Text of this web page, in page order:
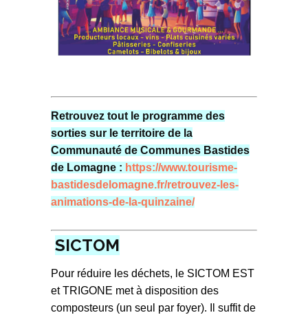
Retrouvez tout le programme des
sorties sur le territoire de la
Communauté de Communes Bastides
de Lomagne : https://www.tourisme-
bastidesdelomagne.fr/retrouvez-les-
animations-de-la-quinzaine/
SICTOM
Pour réduire les déchets, le SICTOM EST
et TRIGONE met à disposition des
composteurs (un seul par foyer).
Il suffit de